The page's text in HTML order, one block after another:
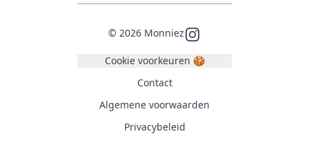
© 2026 MonniezInstagram
Cookie voorkeuren 🍪
Contact
Algemene voorwaarden
Privacybeleid